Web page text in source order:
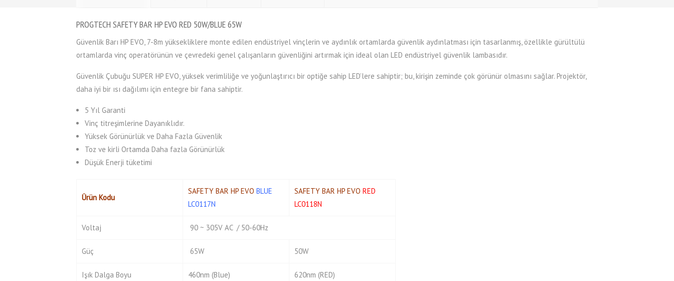
PROGTECH SAFETY BAR HP EVO RED 50W/BLUE 65W
Güvenlik Barı HP EVO, 7-8m yüksekliklere monte edilen endüstriyel vinçlerin ve aydınlık ortamlarda güvenlik aydınlatması için tasarlanmış, özellikle gürültülü
ortamlarda vinç operatörünün ve çevredeki genel çalışanların güvenliğini artırmak için ideal olan LED endüstriyel güvenlik lambasıdır.
Güvenlik Çubuğu SUPER HP EVO, yüksek verimliliğe ve yoğunlaştırıcı bir optiğe sahip LED’lere sahiptir; bu, kirişin zeminde çok görünür olmasını sağlar. Projektör,
daha iyi bir ısı dağılımı için entegre bir fana sahiptir.
5 Yıl Garanti
Vinç titreşimlerine Dayanıklıdır.
Yüksek Görünürlük ve Daha Fazla Güvenlik
Toz ve kirli Ortamda Daha fazla Görünürlük
Düşük Enerji tüketimi
Ürün Kodu
SAFETY BAR HP EVO BLUE
LC0117N
SAFETY BAR HP EVO RED
LC0118N
Voltaj 90 ~ 305V AC / 50-60Hz
Güç 65W 50W
Işık Dalga Boyu 460nm (Blue) 620nm (RED)